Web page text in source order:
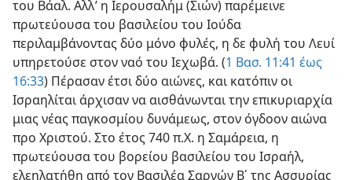
του Βάαλ. Αλλ’ η Ιερουσαλήμ (Σιών) παρέμεινε
πρωτεύουσα του βασιλείου του Ιούδα
περιλαμβάνοντας δύο μόνο φυλές, η δε φυλή του Λευί
υπηρετούσε στον ναό του Ιεχωβά. (1 Βασ. 11:41 έως
16:33) Πέρασαν έτσι δύο αιώνες, και κατόπιν οι
Ισραηλίται άρχισαν να αισθάνωνται την επικυριαρχία
μιας νέας παγκοσμίου δυνάμεως, στον όγδοον αιώνα
προ Χριστού. Στο έτος 740 π.Χ. η Σαμάρεια, η
πρωτεύουσα του βορείου βασιλείου του Ισραήλ,
ελεηλατήθη από τον Βασιλέα Σαργών Β΄ της Ασσυρίας